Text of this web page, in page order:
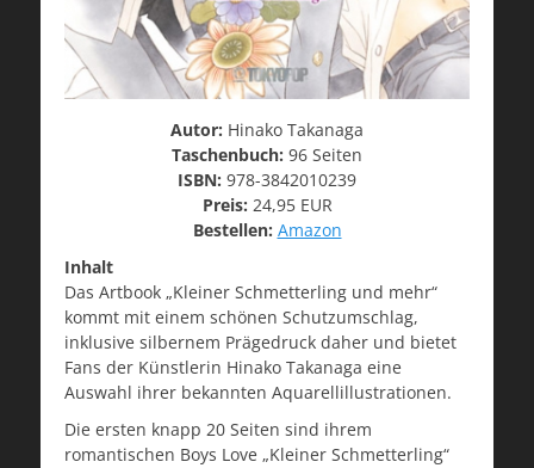
Autor: Hinako Takanaga
Taschenbuch: 96 Seiten
ISBN: 978-3842010239
Preis: 24,95 EUR
Bestellen: Amazon
Inhalt
Das Artbook „Kleiner Schmetterling und mehr“
kommt mit einem schönen Schutzumschlag,
inklusive silbernem Prägedruck daher und bietet
Fans der Künstlerin Hinako Takanaga eine
Auswahl ihrer bekannten Aquarellillustrationen.
Die ersten knapp 20 Seiten sind ihrem
romantischen Boys Love „Kleiner Schmetterling“